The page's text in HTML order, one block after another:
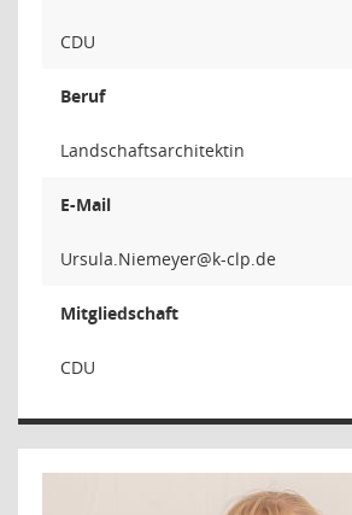
CDU
Beruf
Landschaftsarchitektin
E-Mail
reyemei
Mitgliedschaft
CDU